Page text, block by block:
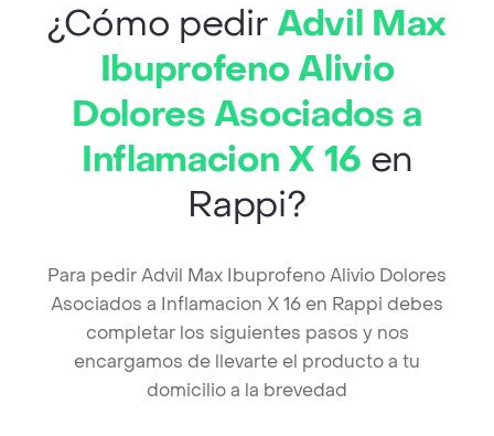
¿Cómo pedirAdvil Max
Ibuprofeno Alivio
Dolores Asociados a
Inflamacion X 16 en
Rappi?
Para pedir Advil Max Ibuprofeno Alivio Dolores
Asociados a Inflamacion X 16 en Rappi debes
completar los siguientes pasos y nos
encargamos de llevarte el producto a tu
domicilio a la brevedad